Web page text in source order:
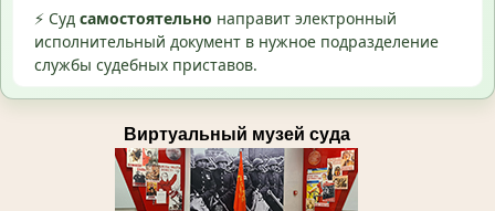
⚡ Суд самостоятельно направит электронный
исполнительный документ в нужное подразделение
службы судебных приставов.
Виртуальный музей суда